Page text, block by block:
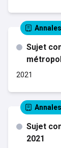
Annales
Sujet
2021
Annales
Sujet
2021